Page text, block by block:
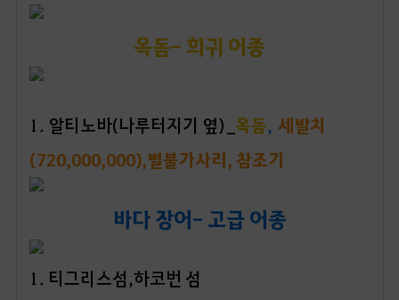
옥돔- 희귀 어종
1. 알티노바(나루터지기 옆) _ 옥돔, 세발치
(720,000,000),별불가사리, 참조기
바다 장어- 고급 어종
1. 티그리스섬,하코번 섬